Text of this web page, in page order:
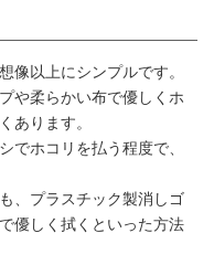
像以上にシンプルです。
や柔らかい布で優しくホ
あります。
でホコリを払う程度で、
、プラスチック製消しゴ
優しく拭くといった方法